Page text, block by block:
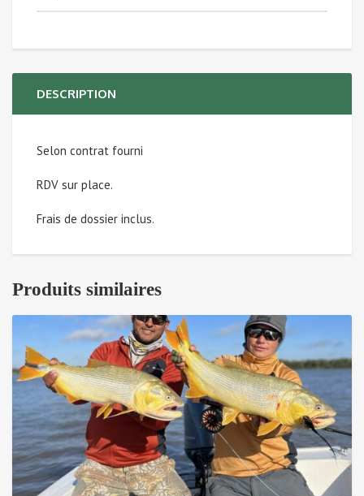
FORET
NOIRE
du
15
21
2025
(Michel
R
-
DESCRIPTION
Selon contrat fourni
RDV sur place.
Frais de dossier inclus.
Produits similaires